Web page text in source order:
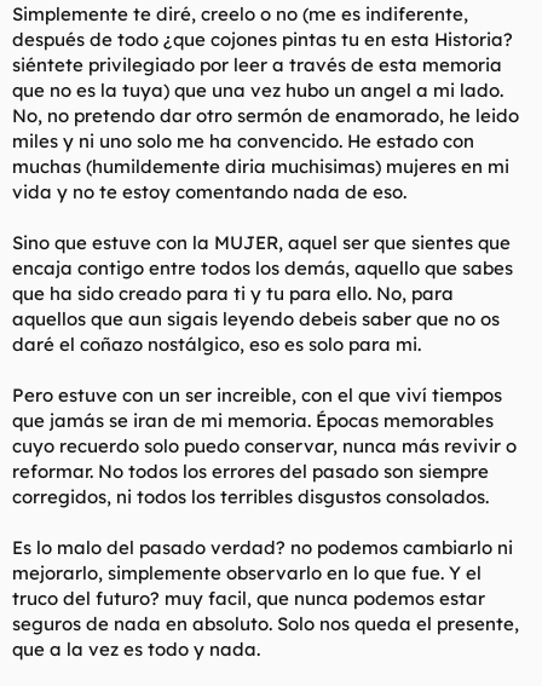
Simplemente te diré, creelo o no (me es indiferente,
después de todo ¿que cojones pintas tu en esta Historia?
siéntete privilegiado por leer a través de esta memoria
que no es la tuya) que una vez hubo un angel a mi lado.
No, no pretendo dar otro sermón de enamorado, he leido
miles y ni uno solo me ha convencido. He estado con
muchas (humildemente diria muchisimas) mujeres en mi
vida y no te estoy comentando nada de eso.
Sino que estuve con la MUJER, aquel ser que sientes que
encaja contigo entre todos los demás, aquello que sabes
que ha sido creado para ti y tu para ello. No, para
aquellos que aun sigais leyendo debeis saber que no os
daré el coñazo nostálgico, eso es solo para mi.
Pero estuve con un ser increible, con el que viví tiempos
que jamás se iran de mi memoria. Épocas memorables
cuyo recuerdo solo puedo conservar, nunca más revivir o
reformar. No todos los errores del pasado son siempre
corregidos, ni todos los terribles disgustos consolados.
Es lo malo del pasado verdad? no podemos cambiarlo ni
mejorarlo, simplemente observarlo en lo que fue. Y el
truco del futuro? muy facil, que nunca podemos estar
seguros de nada en absoluto. Solo nos queda el presente,
que a la vez es todo y nada.